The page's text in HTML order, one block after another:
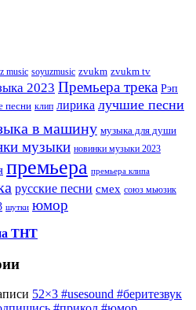
music soyuzmusic zvukm zvukm tv
2023 Премьера трека Рэп
песни клип лирика лучшие песни
в машину музыка для души
музыки новинки музыки 2023
премьера премьера клипа
русские песни смех союз мьюзик
шутки юмор
ТНТ
52×3 #usesound #беритезвук